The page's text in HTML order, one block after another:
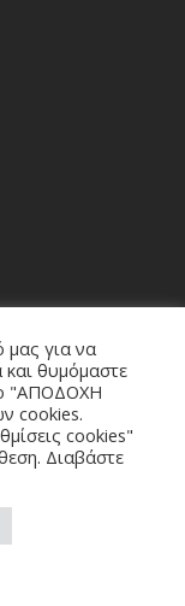
Cookies
μας για να
και θυμόμαστε
"ΑΠΟΔΟΧΗ
cookies.
cookies"
Διαβάστε